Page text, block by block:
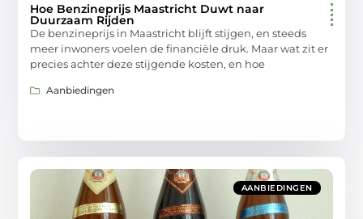
Hoe Benzineprijs Maastricht Duwt naar
Duurzaam Rijden
De benzineprijs in Maastricht blijft stijgen, en steeds
meer inwoners voelen de financiële druk. Maar wat zit er
precies achter deze stijgende kosten, en hoe
Aanbiedingen
AANBIEDINGEN